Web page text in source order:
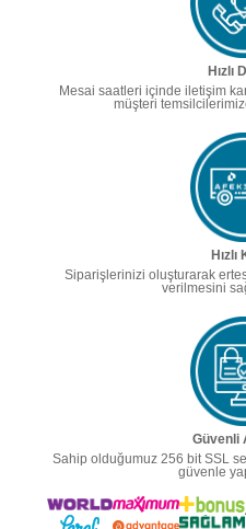
Hızlı
Mesai saatleri içinde iletişim
müşteri
Hızlı
Siparişlerinizi oluşturarak
verilmesini
Güvenli
Sahip olduğumuz 256 bit SSL
güvenle